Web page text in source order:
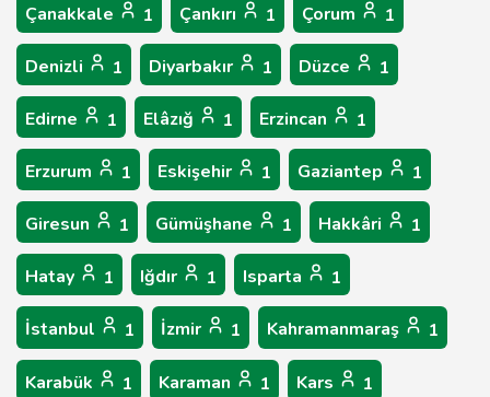
Çanakkale 1 Çankırı 1 Çorum 1
Denizli 1 Diyarbakır 1 Düzce 1
Edirne 1 Elâzığ 1 Erzincan 1
Erzurum 1 Eskişehir 1 Gaziantep 1
Giresun 1 Gümüşhane 1 Hakkâri 1
Hatay 1 Iğdır 1 Isparta 1
İstanbul 1 İzmir 1 Kahramanmaraş 1
Karabük 1 Karaman 1 Kars 1